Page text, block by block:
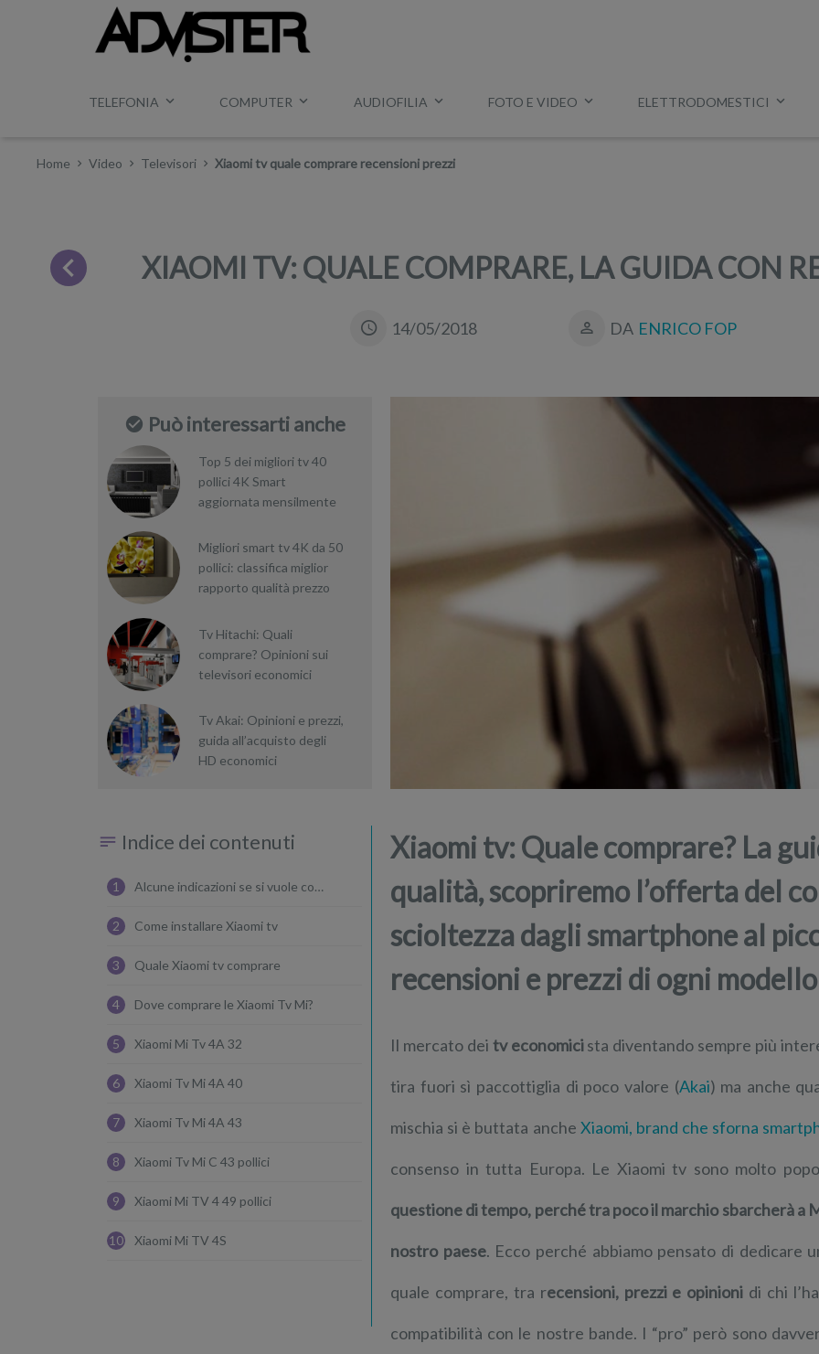
TELEFONIA COMPUTER AUDIOFILIA FOTO E VIDEO ELETTRODOMESTICI
Esempio:
Home Video Televisori Xiaomi tv quale comprare recensioni prezzi
XIAOMI TV: QUALE COMPRARE, LA GUIDA CON
14/05/2018 DA ENRICO FOP
Può interessarti anche
Top 5 dei migliori tv 40
pollici 4K Smart
aggiornata mensilmente
Migliori smart tv 4K da 50
pollici: classifica miglior
rapporto qualità prezzo
Tv Hitachi: Quali
comprare? Opinioni sui
televisori economici
Tv Akai: Opinioni e prezzi,
guida all’acquisto degli
HD economici
Indice dei contenuti
1 Alcune indicazioni se si vuole comprare Xiaomi tv
2 Come installare Xiaomi tv
3 Quale Xiaomi tv comprare
4 Dove comprare le Xiaomi Tv Mi?
5 Xiaomi Mi Tv 4A 32
6 Xiaomi Tv Mi 4A 40
7 Xiaomi Tv Mi 4A 43
8 Xiaomi Tv Mi C 43 pollici
9 Xiaomi Mi TV 4 49 pollici
10 Xiaomi Mi TV 4S
Xiaomi tv: Quale comprare? La
qualità, scopriremo l’offerta del
scioltezza dagli smartphone al
recensioni e prezzi di ogni modello
Il mercato dei tv economicista diventando sempre più
tira fuori sì paccottiglia di poco valore (Akai) ma anche
mischia si è buttata anche Xiaomi, brand che sforna
consenso in tutta Europa. Le Xiaomi tv sono molto
questione di tempo, perché tra poco il marchio sbarcherà
nostro paese. Ecco perché abbiamo pensato di dedicare
quale comprare, tra recensioni, prezzi e opinioni di chi
compatibilità con le nostre bande. I “pro” però sono